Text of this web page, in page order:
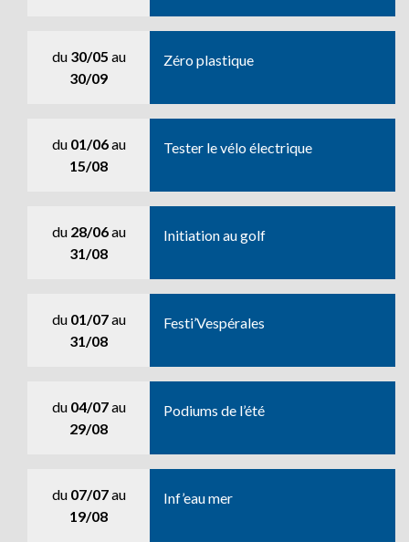
du 30/05 au
30/09
Zéro plastique
du 01/06au
15/08
Tester le vélo électrique
du 28/06au
31/08
Initiation au golf
du 01/07au
31/08
Festi’Vespérales
du 04/07au
29/08
Podiums de l’été
du 07/07au
19/08
Inf’eau mer